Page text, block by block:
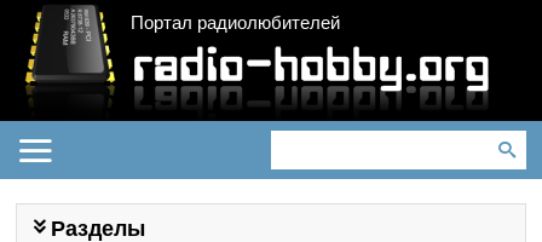
Портал радиолюбителей
Разделы